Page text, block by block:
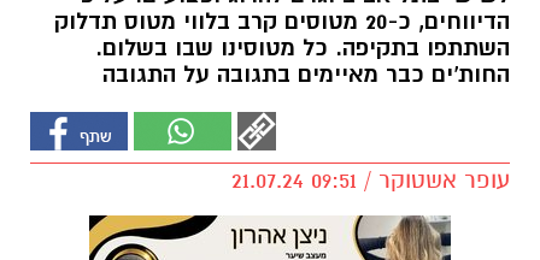
הדיווחים, כ-20 מטוסים קרב בלווי מטוס תדלוק
השתתפו בתקיפה. כל מטוסינו שבו בשלום.
החות'ים כבר מאיימים בתגובה על התגובה
עופר אשטוקר / 09:51 21.07.24